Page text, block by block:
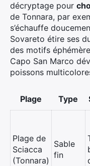
décryptage pour
de Tonnara, par
s’échauffe
Sovareto étire ses
des motifs
Capo San Marco
poissons
Plage Type
Plage de
Sciacca
(Tonnara)
Sable
fin